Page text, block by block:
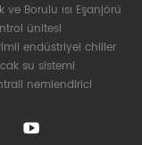
ve Borulu ısı Eşanjörü
ünitesi
endüstriyel chiller
su sistemi
nemlendirici